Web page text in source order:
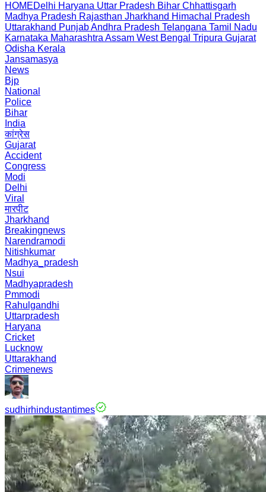
HOMEDelhi Haryana Uttar Pradesh Bihar Chhattisgarh
Madhya Pradesh Rajasthan Jharkhand Himachal Pradesh
Uttarakhand PunjabAndhra Pradesh Telangana Tamil Nadu
Karnataka Maharashtra Assam West Bengal Tripura Gujarat
Odisha Kerala
Jansamasya
News
Bjp
National
Police
Bihar
India
कांग्रेस
Gujarat
Accident
Congress
Modi
Delhi
Viral
मारपीट
Jharkhand
Breakingnews
Narendramodi
Nitishkumar
Madhya_pradesh
Nsui
Madhyapradesh
Pmmodi
Rahulgandhi
Uttarpradesh
Haryana
Cricket
Lucknow
Uttarakhand
Crimenews
sudhirhindustantimes